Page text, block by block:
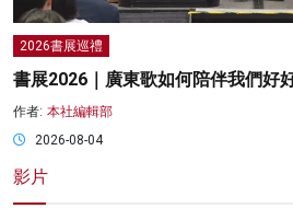
2026書展巡禮
書展2026｜廣東歌如何陪伴我們好
作者: 本社編輯部
2026-08-04
影片